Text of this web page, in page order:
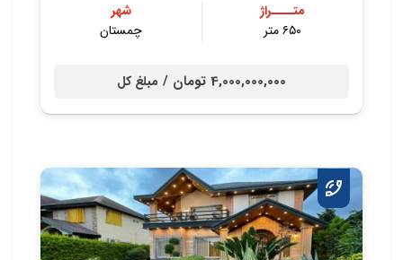
متــــراژ
۶۵۰ متر
شهر
چمستان
4,000,000,000 تومان / مبلغ کل